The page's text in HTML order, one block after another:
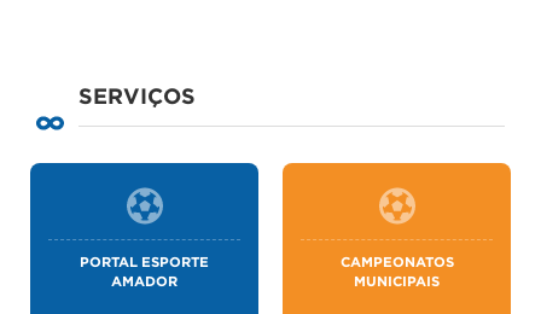
SERVIÇOS
PORTAL ESPORTE
AMADOR
CAMPEONATOS
MUNICIPAIS